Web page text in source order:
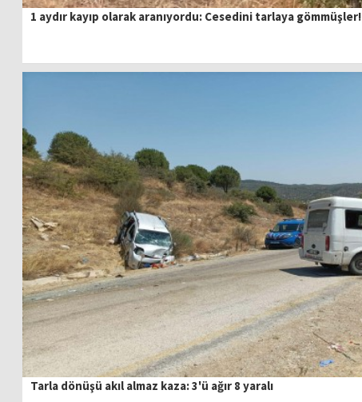
1 aydır kayıp olarak aranıyordu: Cesedini tarlaya gömmüşler!
Tarla dönüşü akıl almaz kaza: 3'ü ağır 8 yaralı